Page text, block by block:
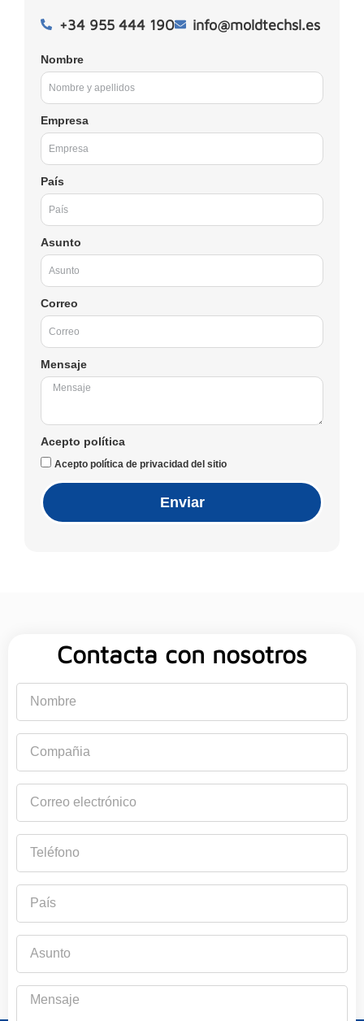
+34 955 444 190 info@moldtechsl.es
Nombre
Empresa
País
Asunto
Correo
Mensaje
Acepto política
Acepto política de privacidad del sitio
Enviar
Contacta con nosotros
electrónico
Mensaje